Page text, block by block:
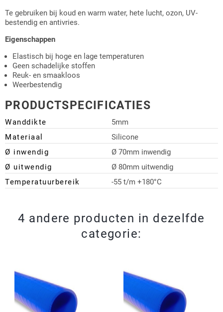
Te gebruiken bij koud en warm water, hete lucht, ozon, UV-
bestendig en antivries.
Eigenschappen
Elastisch bij hoge en lage temperaturen
Geen schadelijke stoffen
Reuk- en smaakloos
Weerbestendig
PRODUCTSPECIFICATIES
Wanddikte
5mm
Materiaal
Silicone
Ø inwendig
Ø 70mm inwendig
Ø uitwendig
Ø 80mm uitwendig
Temperatuurbereik
-55 t/m +180°C
4 andere producten in dezelfde
categorie: